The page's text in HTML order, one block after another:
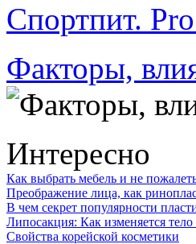
Спортпит.
Факторы,
Интересно
Как выбрать мебель и не
Преображение лица, как
В чем секрет популярности
Липосакция: Как изменяется тело
Свойства корейской косметики